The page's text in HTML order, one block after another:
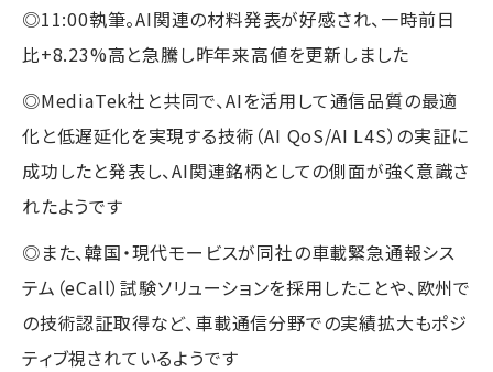
◎11:00執筆。AI関連の材料発表が好感され、一時前日
比+8.23%高と急騰し昨年来高値を更新しました
◎MediaTek社と共同で、AIを活用して通信品質の最適
化と低遅延化を実現する技術（AI QoS/AI L4S）の実証に
成功したと発表し、AI関連銘柄としての側面が強く意識さ
れたようです
◎また、韓国・現代モービスが同社の車載緊急通報シス
テム（eCall）試験ソリューションを採用したことや、欧州で
の技術認証取得など、車載通信分野での実績拡大もポジ
ティブ視されているようです